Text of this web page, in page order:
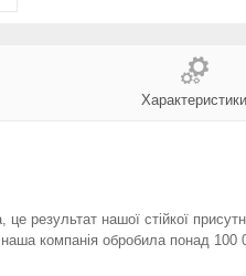
Характеристики
результат нашої стійкої
компанія обробила понад 100